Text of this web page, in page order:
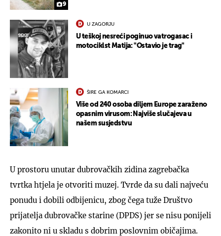
9
U ZAGORJU
U teškoj nesreći poginuo vatrogasac i
motociklst Matija: "Ostavio je trag"
ŠIRE GA KOMARCI
Više od 240 osoba diljem Europe zaraženo
opasnim virusom: Najviše slučajeva u
našem susjedstvu
U prostoru unutar dubrovačkih zidina zagrebačka
tvrtka htjela je otvoriti muzej. Tvrde da su dali najveću
ponudu i dobili odbijenicu, zbog čega tuže Društvo
prijatelja dubrovačke starine (DPDS) jer se nisu ponijeli
zakonito ni u skladu s dobrim poslovnim običajima.